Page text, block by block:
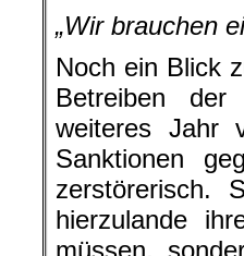
„Wir brauchen
Noch ein Blick
Betreiben
weiteres Jahr
Sanktionen
zerstörerisch.
hierzulande
müssen,